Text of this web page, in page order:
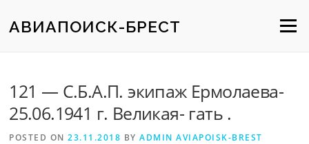
content
АВИАПОИСК-БРЕСТ Menu
121 — С.Б.А.П. экипаж Ермолаева-
25.06.1941 г. Великая- гать .
POSTED ON23.11.2018 BYADMIN AVIAPOISK-BREST